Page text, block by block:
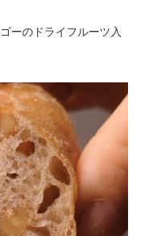
ーのドライフルーツ入